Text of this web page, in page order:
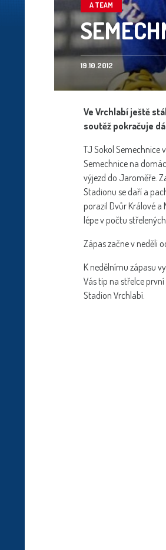
A TEAM
19.10.2012
Ve Vrchlabí ještě
soutěž pokračuje
TJ Sokol Semechnice
Semechnice na
výjezd do Jaroměře.
Stadionu se daří a
porazil Dvůr Králové
lépe v počtu
Zápas začne v neděli
K nedělnímu zápasu
Vás tip na střelce
Stadion Vrchlabí.